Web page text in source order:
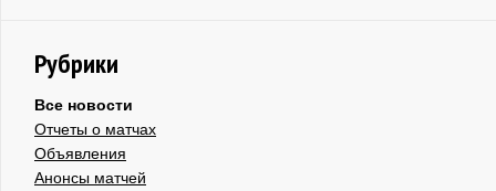
Рубрики
Все новости
Отчеты о матчах
Объявления
Анонсы матчей